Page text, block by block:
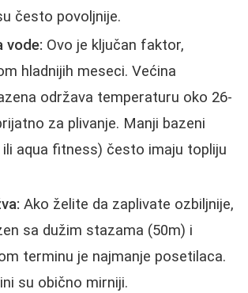
često povoljnije.
vode: Ovo je ključan faktor,
hladnijih meseci. Većina
održava temperaturu oko 26-
za plivanje. Manji bazeni
ili aqua fitness) često imaju topliju
Ako želite da zaplivate ozbiljnije,
sa dužim stazama (50m) i
terminu je najmanje posetilaca.
su obično mirniji.